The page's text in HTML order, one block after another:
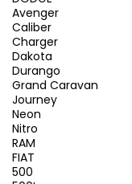
Avenger
Caliber
Charger
Dakota
Durango
Grand Caravan
Journey
Neon
Nitro
RAM
FIAT
500